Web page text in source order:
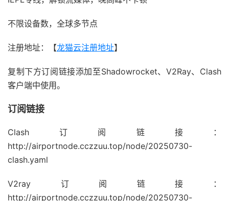
不限设备数，全球多节点
注册地址：【龙猫云注册地址】
复制下方订阅链接添加至Shadowrocket、V2Ray、Clash
客户端中使用。
订阅链接
Clash订阅链接：
http://airportnode.cczzuu.top/node/20250730-
clash.yaml
V2ray订阅链接：
http://airportnode.cczzuu.top/node/20250730-